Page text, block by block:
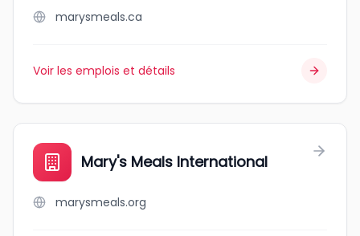
marysmeals.ca
Voir les emplois et détails
Mary's Meals International
marysmeals.org